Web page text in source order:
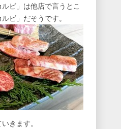
ルビ」は他店で言うとこ
ビ」だそうです。
きます。